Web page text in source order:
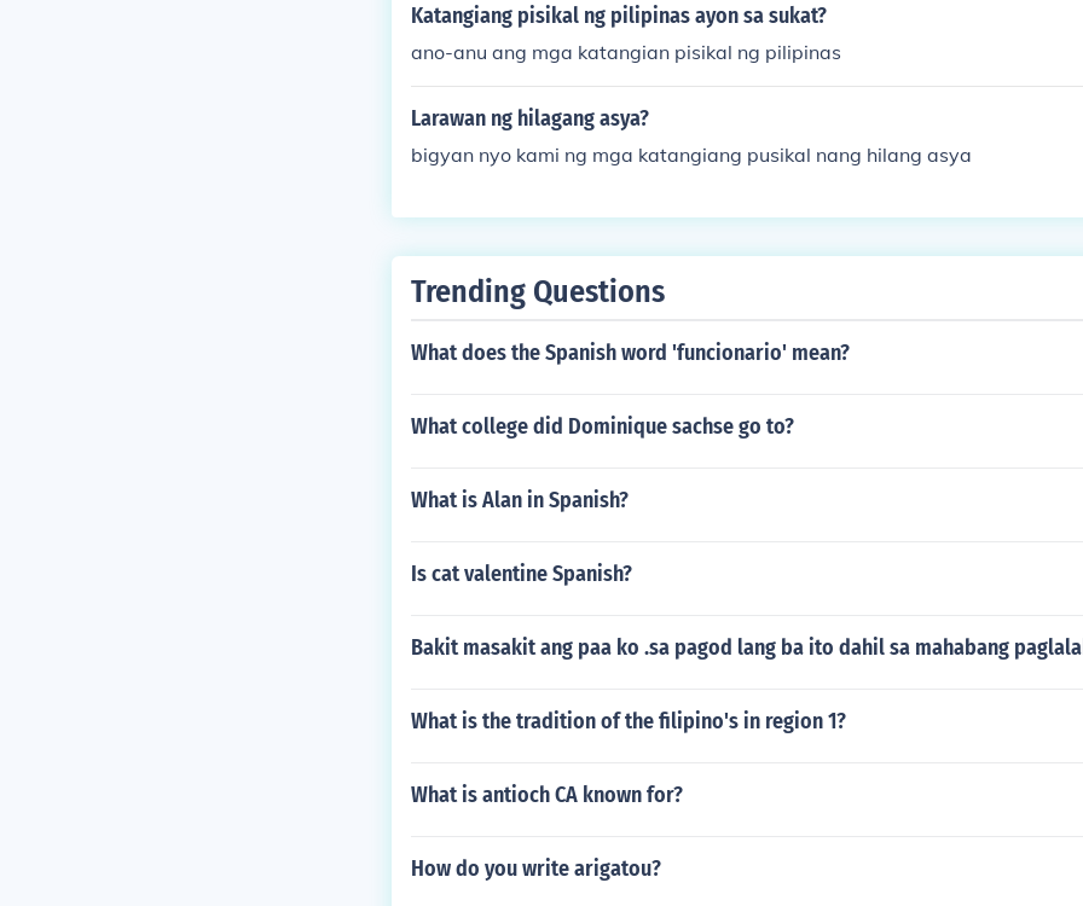
Katangiang pisikal ng pilipinas ayon sa sukat?
ano-anu ang mga katangian pisikal ng pilipinas
Larawan ng hilagang asya?
bigyan nyo kami ng mga katangiang pusikal nang hilang asya
Trending Questions
What does the Spanish word 'funcionario' mean?
What college did Dominique sachse go to?
What is Alan in Spanish?
Is cat valentine Spanish?
Bakit masakit ang paa ko .sa pagod lang ba ito dahil sa mahabang
What is the tradition of the filipino's in region 1?
What is antioch CA known for?
How do you write arigatou?